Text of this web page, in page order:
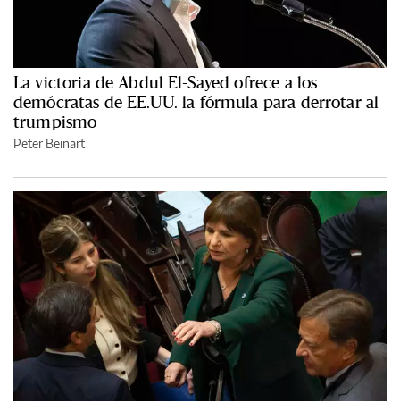
La victoria de Abdul El-Sayed ofrece a los
demócratas de EE.UU. la fórmula para derrotar al
trumpismo
Peter Beinart